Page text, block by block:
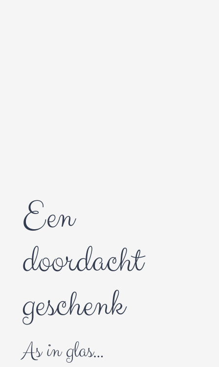
Een
doordacht
geschenk
As in glas…